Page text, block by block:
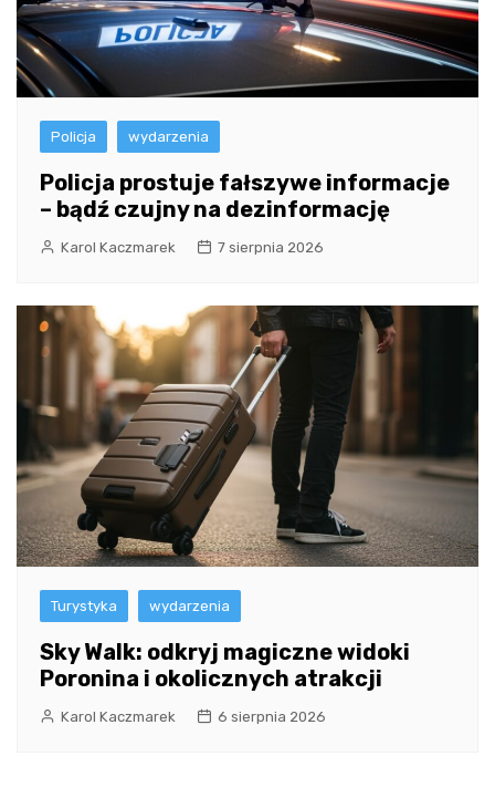
Policja wydarzenia
Policja prostuje fałszywe informacje
– bądź czujny na dezinformację
Karol Kaczmarek 7 sierpnia 2026
Turystyka wydarzenia
Sky Walk: odkryj magiczne widoki
Poronina i okolicznych atrakcji
Karol Kaczmarek 6 sierpnia 2026